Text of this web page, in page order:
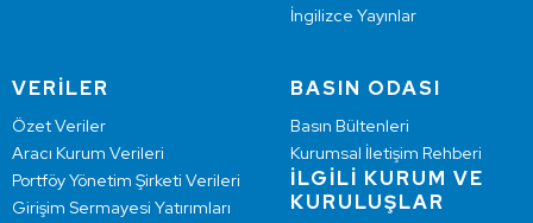
İngilizce Yayınlar
VERİLER
Özet Veriler
Aracı Kurum Verileri
Portföy Yönetim Şirketi Verileri
Girişim Sermayesi Yatırımları
BASIN ODASI
Basın Bültenleri
Kurumsal İletişim Rehberi
İLGİLİ KURUM VE
KURULUŞLAR